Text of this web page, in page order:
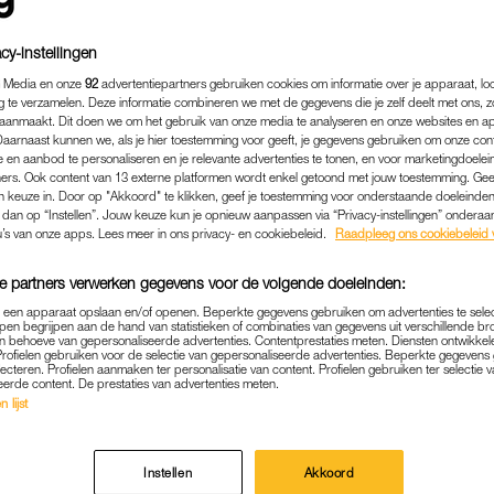
BLIJFT BIJ
HET VÉÉL TE LAAG
BINNENLAND|POLITIEK
van Onderwijs houdt vast aan de
instellingen
en onze 92 advertentiepartners gebruiken cookies om informatie over je apparaat,
te verzamelen. Deze informatie combineren we met de gegevens die je zelf deelt met ons,
Dit doen we om het gebruik van onze media te analyseren en onze websites en
kunnen we, als je hier toestemming voor geeft, je gegevens gebruiken om onze
en aanbod te personaliseren en je relevante advertenties te tonen, en voor
Ook content van 13 externe platformen wordt enkel getoond met jouw toestemming.
keuze in. Door op "Akkoord" te klikken, geef je toestemming voor onderstaande
op “Instellen”. Jouw keuze kun je opnieuw aanpassen via “Privacy-instellingen”
van onze apps. Lees meer in ons privacy- en cookiebeleid.
Raadpleeg ons cookiebeleid
partners verwerken gegevens voor de volgende doeleinden:
apparaat opslaan en/of openen. Beperkte gegevens gebruiken om advertenties te
begrijpen aan de hand van statistieken of combinaties van gegevens uit verschillende
behoeve van gepersonaliseerde advertenties. Contentprestaties meten. Diensten
gebruiken voor de selectie van gepersonaliseerde advertenties. Beperkte
Profielen aanmaken ter personalisatie van content. Profielen gebruiken ter selectie
content. De prestaties van advertenties meten.
lijst
Instellen Akkoord